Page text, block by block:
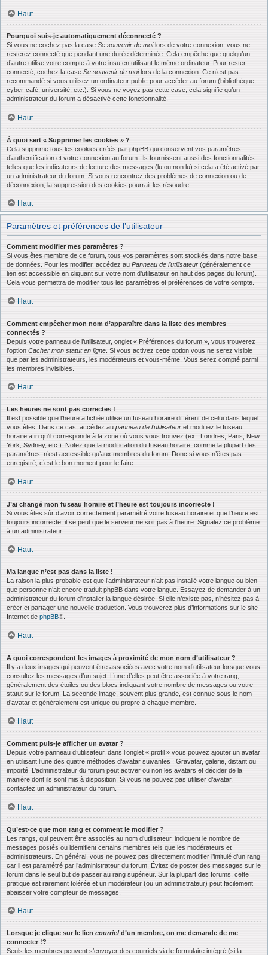
Haut
Pourquoi suis-je automatiquement déconnecté ?
Si vous ne cochez pas la case Se souvenir de moilors de votre connexion, vous ne
resterez connecté que pendant une durée déterminée. Cela empêche que quelqu’un
d’autre utilise votre compte à votre insu en utilisant le même ordinateur. Pour rester
connecté, cochez la case Se souvenir de moilors de la connexion. Ce n’est pas
recommandé si vous utilisez un ordinateur public pour accéder au forum (bibliothèque,
cyber-café, université, etc.). Si vous ne voyez pas cette case, cela signifie qu’un
administrateur du forum a désactivé cette fonctionnalité.
Haut
À quoi sert « Supprimer les cookies » ?
Cela supprime tous les cookies créés par phpBB qui conservent vos paramètres
d’authentification et votre connexion au forum. Ils fournissent aussi des fonctionnalités
telles que les indicateurs de lecture des messages (lu ou non lu) si cela a été activé par
un administrateur du forum. Si vous rencontrez des problèmes de connexion ou de
déconnexion, la suppression des cookies pourrait les résoudre.
Haut
Paramètres et préférences de l’utilisateur
Comment modifier mes paramètres ?
Si vous êtes membre de ce forum, tous vos paramètres sont stockés dans notre base
de données. Pour les modifier, accédez au Panneau de l’utilisateur (généralement ce
lien est accessible en cliquant sur votre nom d’utilisateur en haut des pages du forum).
Cela vous permettra de modifier tous les paramètres et préférences de votre compte.
Haut
Comment empêcher mon nom d’apparaître dans la liste des membres
connectés ?
Depuis votre panneau de l’utilisateur, onglet « Préférences du forum », vous trouverez
l’option Cacher mon statut en ligne . Si vous activez cette option vous ne serez visible
que par les administrateurs, les modérateurs et vous-même. Vous serez compté parmi
les membres invisibles.
Haut
Les heures ne sont pas correctes !
Il est possible que l’heure affichée utilise un fuseau horaire différent de celui dans lequel
vous êtes. Dans ce cas, accédez au panneau de l’utilisateur et modifiez le fuseau
horaire afin qu’il corresponde à la zone où vous vous trouvez (ex : Londres, Paris, New
York, Sydney, etc.). Notez que la modification du fuseau horaire, comme la plupart des
paramètres, n’est accessible qu’aux membres du forum. Donc si vous n’êtes pas
enregistré, c’est le bon moment pour le faire.
Haut
J’ai changé mon fuseau horaire et l’heure est toujours incorrecte !
Si vous êtes sûr d’avoir correctement paramétré votre fuseau horaire et que l’heure est
toujours incorrecte, il se peut que le serveur ne soit pas à l’heure. Signalez ce problème
à un administrateur.
Haut
Ma langue n’est pas dans la liste !
La raison la plus probable est que l’administrateur n’ait pas installé votre langue ou bien
que personne n’ait encore traduit phpBB dans votre langue. Essayez de demander à un
administrateur du forum d’installer la langue désirée. Si elle n’existe pas, n’hésitez pas à
créer et partager une nouvelle traduction. Vous trouverez plus d’informations sur le site
Internet de phpBB®.
Haut
A quoi correspondent les images à proximité de mon nom d’utilisateur ?
Il y a deux images qui peuvent être associées avec votre nom d’utilisateur lorsque vous
consultez les messages d’un sujet. L’une d’elles peut être associée à votre rang,
généralement des étoiles ou des blocs indiquant votre nombre de messages ou votre
statut sur le forum. La seconde image, souvent plus grande, est connue sous le nom
d’avatar et généralement est unique ou propre à chaque membre.
Haut
Comment puis-je afficher un avatar ?
Depuis votre panneau d’utilisateur, dans l’onglet « profil » vous pouvez ajouter un avatar
en utilisant l’une des quatre méthodes d’avatar suivantes : Gravatar, galerie, distant ou
importé. L’administrateur du forum peut activer ou non les avatars et décider de la
manière dont ils sont mis à disposition. Si vous ne pouvez pas utiliser d’avatar,
contactez un administrateur du forum.
Haut
Qu’est-ce que mon rang et comment le modifier ?
Les rangs, qui peuvent être associés au nom d’utilisateur, indiquent le nombre de
messages postés ou identifient certains membres tels que les modérateurs et
administrateurs. En général, vous ne pouvez pas directement modifier l’intitulé d’un rang
car il est paramétré par l’administrateur du forum. Évitez de poster des messages sur le
forum dans le seul but de passer au rang supérieur. Sur la plupart des forums, cette
pratique est rarement tolérée et un modérateur (ou un administrateur) peut facilement
abaisser votre compteur de messages.
Haut
Lorsque je clique sur le lien courrield’un membre, on me demande de me
connecter !?
Seuls les membres peuvent s’envoyer des courriels via le formulaire intégré (si la